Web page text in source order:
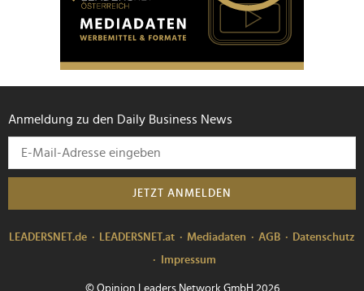
Anmeldung zu den Daily Business News
JETZT ANMELDEN
LEADERSNET.de LEADERSNET.at Mediadaten AGB
Datenschutz
Impressum